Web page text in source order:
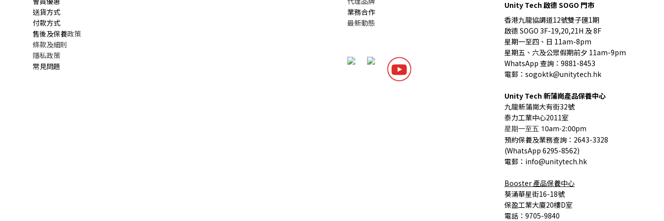
送貨方式
付款方式
售後及保養政策
條款及細則
隱私政策
常見問題
業務合作
最新動態
Unity Tech 啟德 SOGO 門市
香港九龍協調道12號雙子匯1期
啟德 SOGO 3F-19,20,21H 及 8F
星期一至四、日 11am-8pm
星期五、六及公眾假期前夕 11am-9pm
WhatsApp 查詢：9881-8453
電郵：sogoktk@unitytech.hk
Unity Tech 新蒲崗產品保養中心
九龍新蒲崗大有街32號
泰力工業中心2011室
星期一至五 10am-2:00pm
預約保養及業務查詢 ：2643-3328
(WhatsApp 6295-8562)
電郵：info@unitytech.hk
Booster 產品保養中心
葵涌華星街16-18號
保盈工業大廈20樓D室
電話：9705-9840